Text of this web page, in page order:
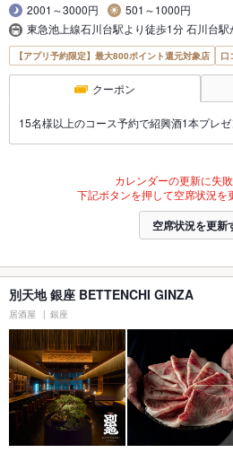
2001～3000円
501～1000円
東急池上線石川台駅より徒歩1分 石川台
【アプリ予約限定】最大800ポイント還元対象店 口
クーポン
15名様以上のコース予約で紹興酒1本プレ
カレンダーの更新に失敗
下記ボタンを押して空席状況を
空席状況を更新
別天地 銀座 BETTENCHI GINZA
居酒屋 銀座